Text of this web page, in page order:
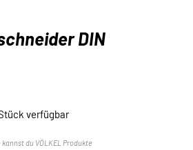
DIN
verfügbar
du VÖLKEL Produkte